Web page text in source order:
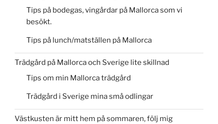
Tips på bodegas, vingårdar på Mallorca som vi
besökt.
Tips på lunch/matställen på Mallorca
Trädgård på Mallorca och Sverige lite skillnad
Tips om min Mallorca trädgård
Trädgård i Sverige mina små odlingar
Västkusten är mitt hem på sommaren, följ mig